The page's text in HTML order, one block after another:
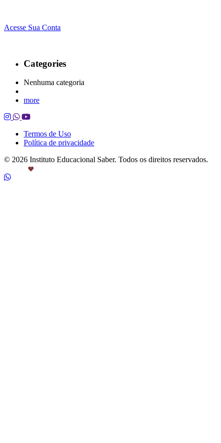
Acesse Sua Conta
Categories
Nenhuma categoria
more
Termos de Uso
Política de privacidade
© 2026 Instituto Educacional Saber. Todos os direitos reservados.
por Castanheira.Work